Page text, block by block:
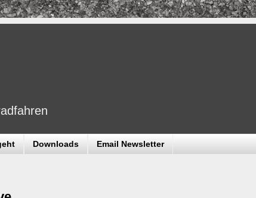
Downloads Email Newsletter